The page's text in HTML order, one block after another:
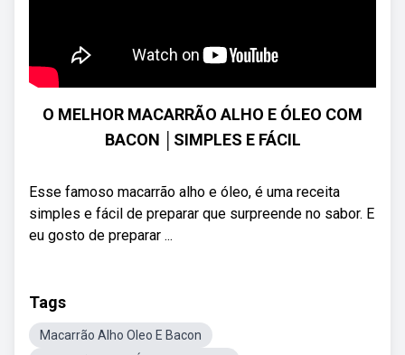
O MELHOR MACARRÃO ALHO E ÓLEO COM
BACON │SIMPLES E FÁCIL
Esse famoso macarrão alho e óleo, é uma receita
simples e fácil de preparar que surpreende no sabor. E
eu gosto de preparar ...
Tags
Macarrão Alho Oleo E Bacon